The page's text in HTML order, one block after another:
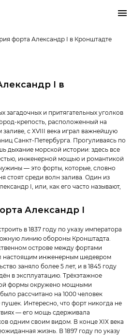
форта Александр I в Кронштадте
I в
загадочных и притягательных уголков
крепость, расположенный на
с XVIII века играл важнейшую
Санкт-Петербурга. Прогуливаясь по
дыхание морской истории: здесь все
инженерной мощью и романтикой
— это форты, которые, словно
стоят среди волн залива. Один из
I, или, как его часто называют,
Александр I
в 1837 году по указу императора
линию обороны Кронштадта.
острове между фортами
настоящим инженерным шедевром
заняло более 5 лет, и в 1845 году
в эксплуатацию. Трёхэтажное
формы окружено мощными
рассчитано на 1000 человек
пушек. Интересно, что форт никогда не
— его мощь сдерживала
одним своим видом. В конце XIX века
жизнь. В 1897 году по указу